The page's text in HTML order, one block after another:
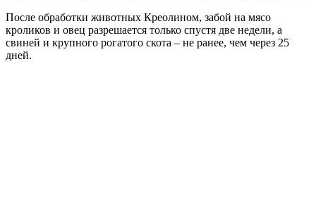
После обработки животных Креолином, забой на мясо
кроликов и овец разрешается только спустя две недели, а
свиней и крупного рогатого скота – не ранее, чем через 25
дней.